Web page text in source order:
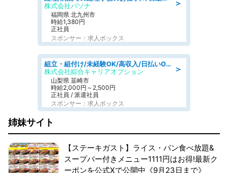
＞
株式会社パソナ
福岡県 北九州市
時給1,380円
正社員
スポンサー：求人ボックス
＞
組立・組付け/未経験OK/高収入/日払いOK/寮費無料/日勤
株式会社綜合キャリアオプション
山梨県 韮崎市
時給2,000円～2,500円
正社員 / 派遣社員
スポンサー：求人ボックス
姉妹サイト
【ステーキガスト】ライス・パン食べ放題&
スープバー付きメニュー1111円はお得!最新ク
ーポンを公式Xで公開中《9月23日まで》